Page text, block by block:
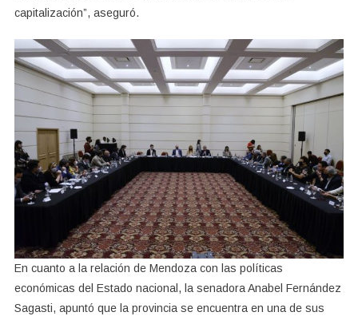
capitalización”, aseguró.
En cuanto a la relación de Mendoza con las políticas
económicas del Estado nacional, la senadora Anabel Fernández
Sagasti, apuntó que la provincia se encuentra en una de sus